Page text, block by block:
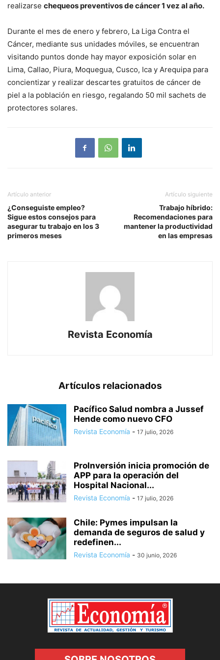
realizarse chequeos preventivos de cáncer 1 vez al año.
Durante el mes de enero y febrero, La Liga Contra el
Cáncer, mediante sus unidades móviles, se encuentran
visitando puntos donde hay mayor exposición solar en
Lima, Callao, Piura, Moquegua, Cusco, Ica y Arequipa para
concientizar y realizar descartes gratuitos de cáncer de
piel a la población en riesgo, regalando 50 mil sachets de
protectores solares.
Artículo anterior
¿Conseguiste empleo?
Sigue estos consejos para
asegurar tu trabajo en los 3
primeros meses
Artículo siguiente
Trabajo híbrido:
Recomendaciones para
mantener la productividad
en las empresas
Revista Economía
Artículos relacionados
Pacífico Salud nombra a Jussef
Hende como nuevo CFO
Revista Economía - 17 julio, 2026
ProInversión inicia promoción de
APP para la operación del
Hospital Nacional...
Revista Economía - 17 julio, 2026
Chile: Pymes impulsan la
demanda de seguros de salud y
redefinen...
Revista Economía - 30 junio, 2026